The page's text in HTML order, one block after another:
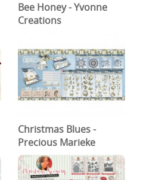
Bee Honey - Yvonne
Creations
Christmas Blues -
Precious Marieke